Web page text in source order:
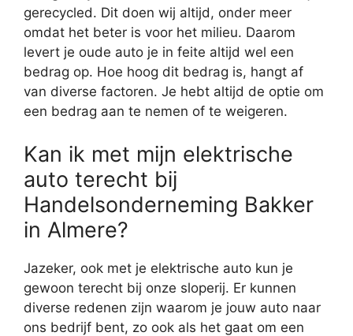
gerecycled. Dit doen wij altijd, onder meer
omdat het beter is voor het milieu. Daarom
levert je oude auto je in feite altijd wel een
bedrag op. Hoe hoog dit bedrag is, hangt af
van diverse factoren. Je hebt altijd de optie om
een bedrag aan te nemen of te weigeren.
Kan ik met mijn elektrische
auto terecht bij
Handelsonderneming Bakker
in Almere?
Jazeker, ook met je elektrische auto kun je
gewoon terecht bij onze sloperij. Er kunnen
diverse redenen zijn waarom je jouw auto naar
ons bedrijf bent, zo ook als het gaat om een